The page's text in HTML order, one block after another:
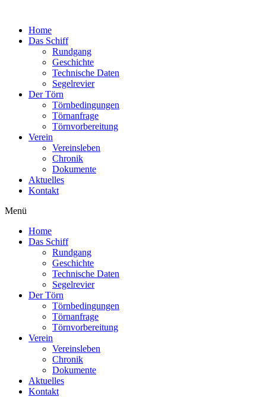
wechselnHome
Das Schiff
Rundgang
Geschichte
Technische Daten
Segelrevier
Der Törn
Törnbedingungen
Törnanfrage
Törnvorbereitung
Verein
Vereinsleben
Chronik
Dokumente
Aktuelles
Kontakt
Menü
Home
Das Schiff
Rundgang
Geschichte
Technische Daten
Segelrevier
Der Törn
Törnbedingungen
Törnanfrage
Törnvorbereitung
Verein
Vereinsleben
Chronik
Dokumente
Aktuelles
Kontakt